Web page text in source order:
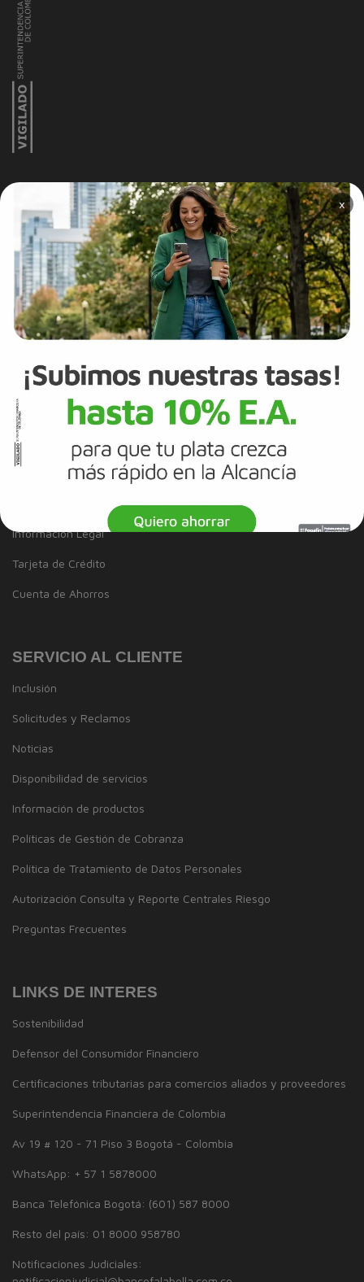
×
NUESTRO BANCO
Información Corporativa
Información a clientes
Tasas y Tarifas
Reportes de sostenibilidad
Canal de integridad
Proveedores
Política de Diversidad e Inclusión
Mapa del sitio
Términos y Condiciones
Información Legal
Tarjeta de Crédito
Cuenta de Ahorros
SERVICIO AL CLIENTE
Inclusión
Solicitudes y Reclamos
Noticias
Disponibilidad de servicios
Información de productos
Políticas de Gestión de Cobranza
Política de Tratamiento de Datos Personales
Autorización Consulta y Reporte Centrales Riesgo
Preguntas Frecuentes
LINKS DE INTERES
Sostenibilidad
Defensor del Consumidor Financiero
Certificaciones tributarias para comercios aliados y proveedores
Superintendencia Financiera de Colombia
Av 19 # 120 - 71 Piso 3 Bogotá - Colombia
WhatsApp: + 57 1 5878000
Banca Telefónica Bogotá: (601) 587 8000
Resto del país: 01 8000 958780
Notificaciones Judiciales: